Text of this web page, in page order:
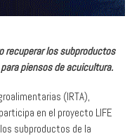
recuperar los subproductos
piensos de acuicultura.
(IRTA),
en el proyecto LIFE
subproductos de la